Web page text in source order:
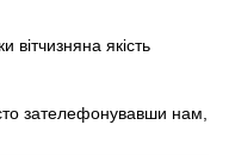
вітчизняна якість
зателефонувавши нам,